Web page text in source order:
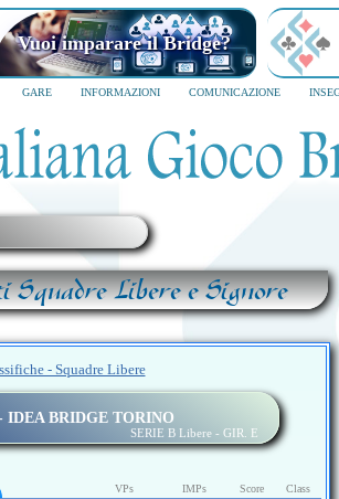
Vuoi imparare il Bridge?
GARE INFORMAZIONI COMUNICAZIONE
Libere e Signore
- Squadre Libere
IDEA BRIDGE TORINO
SERIE B Libere - GIR. E
VPs IMPs Score Class